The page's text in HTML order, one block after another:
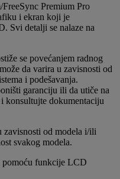
Premium Pro
i ekran koji je
Svi detalji se nalaze na
se povećanjem radnog
da varira u zavisnosti od
i podešavanja.
garanciju ili da utiče na
konsultujte dokumentaciju
zavisnosti od modela i/ili
svakog modela.
pomoću funkcije LCD